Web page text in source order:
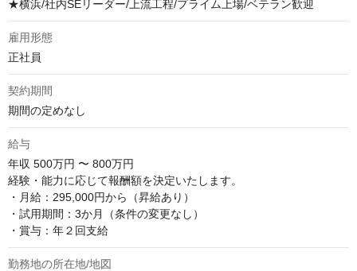
★横浜/社内SEリーダー/上流工程/プライム上場/ベテラン歓迎
雇用形態
正社員
契約期間
期間の定めなし
給与
年収 500万円 〜 800万円
経験・能力に応じて報酬額を決定いたします。
・月給：295,000円から（昇給あり）
・試用期間：3か月（条件の変更なし）
・賞与：年２回支給
勤務地の所在地/地図